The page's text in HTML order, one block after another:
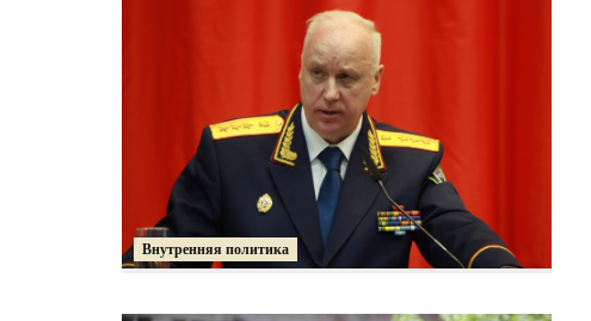
Внутренняя политика